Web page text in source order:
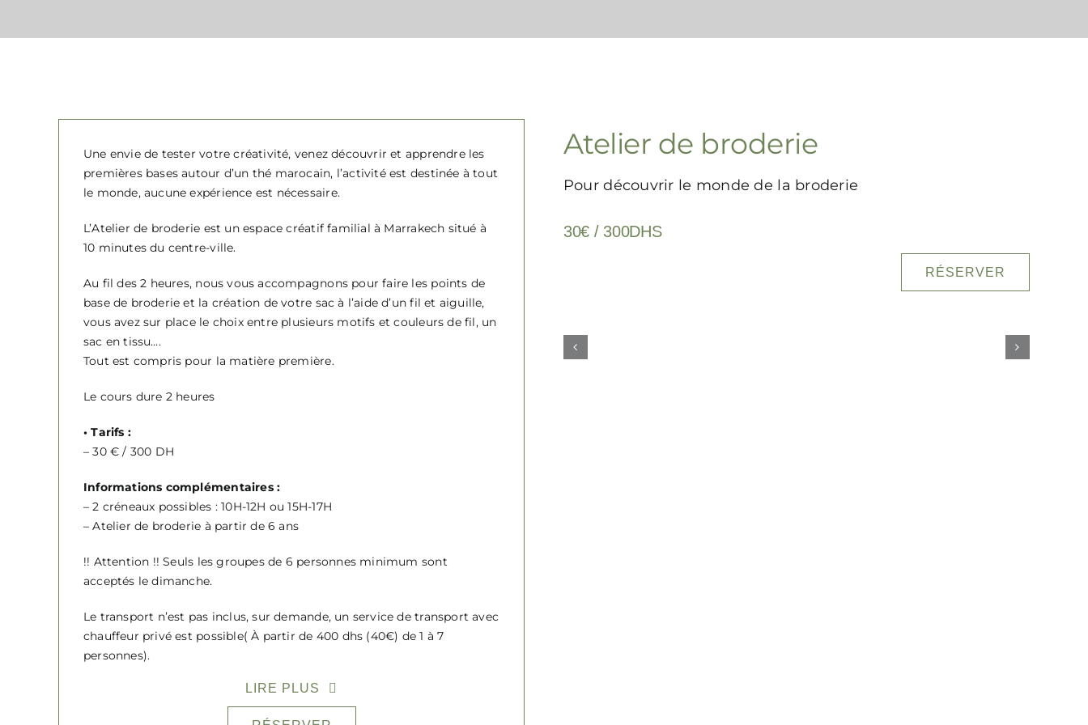
Une envie de tester votre créativité, venez découvrir et apprendre les
premières bases autour d’un thé marocain, l’activité est destinée à tout
le monde, aucune expérience est nécessaire.
L’Atelier de broderie est un espace créatif familial à Marrakech situé à
10 minutes du centre-ville.
Au fil des 2 heures, nous vous accompagnons pour faire les points de
base de broderie et la création de votre sac à l’aide d’un fil et aiguille,
vous avez sur place le choix entre plusieurs motifs et couleurs de fil, un
sac en tissu….
Tout est compris pour la matière première.
Le cours dure 2 heures
• Tarifs :
– 30 € / 300 DH
Informations complémentaires :
– 2 créneaux possibles : 10H-12H ou 15H-17H
– Atelier de broderie à partir de 6 ans
!! Attention !! Seuls les groupes de 6 personnes minimum sont
acceptés le dimanche.
Le transport n’est pas inclus, sur demande, un service de transport avec
chauffeur privé est possible( À partir de 400 dhs (40€) de 1 à 7
personnes).
LIRE PLUS
Atelier de broderie
Pour découvrir le monde de la broderie
30€ / 300DHS
RÉSERVER